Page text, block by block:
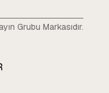
Grubu Markasıdır.